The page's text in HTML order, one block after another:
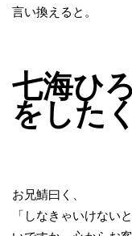
言い換えると。
七海ひ
をした
お兄鯖曰く、
「しなきゃいけない